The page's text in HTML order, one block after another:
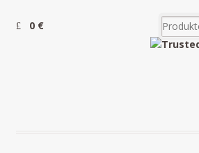
0 €